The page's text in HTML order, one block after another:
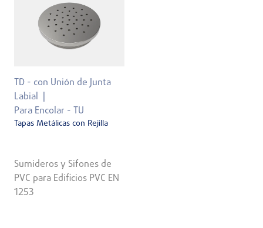
TD - con Unión de Junta
Labial
Para Encolar - TU
Tapas Metálicas con Rejilla
Sumideros y Sifones de
PVC para Edificios PVC EN
1253